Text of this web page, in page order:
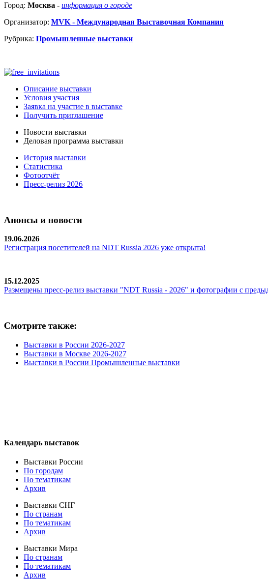
Город: Москва - информация о городе
Организатор: MVK - Международная Выставочная Компания
Рубрика: Промышленные выставки
Описание выставки
Условия участия
Заявка на участие в выставке
Получить приглашение
Новости выставки
Деловая программа выставки
История выставки
Статистика
Фотоотчёт
Пресс-релиз 2026
Анонсы и новости
19.06.2026
Регистрация посетителей на NDT Russia 2026 уже открыта!
15.12.2025
Размещены пресс-релиз выставки "NDT Russia - 2026" и фотографии с
Смотрите также:
Выставки в России 2026-2027
Выставки в Москве 2026-2027
Выставки в России Промышленные выставки
Календарь выставок
Выставки России
По городам
По тематикам
Архив
Выставки СНГ
По странам
По тематикам
Архив
Выставки Мира
По странам
По тематикам
Архив